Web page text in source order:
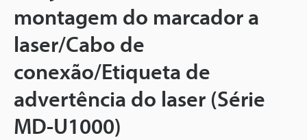
montagem do marcador a
laser/Cabo de
conexão/Etiqueta de
advertência do laser (Série
MD-U1000)